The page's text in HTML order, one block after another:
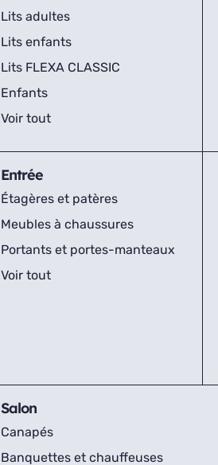
Lits adultes
Lits enfants
Lits FLEXA CLASSIC
Enfants
Voir tout
Entrée
Étagères et patères
Meubles à chaussures
Portants et portes-manteaux
Voir tout
Salon
Canapés
Banquettes et chauffeuses